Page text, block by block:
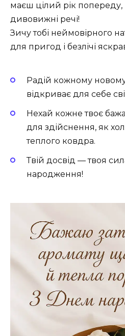
маєш цілий рік
дивовижні речі!
Зичу тобі неймовірного
для пригод і безлічі
Радій кожному
відкриває для себе
Нехай кожне твоє
для здійснення, як
теплого ковдра.
Твій досвід — твоя
народження!